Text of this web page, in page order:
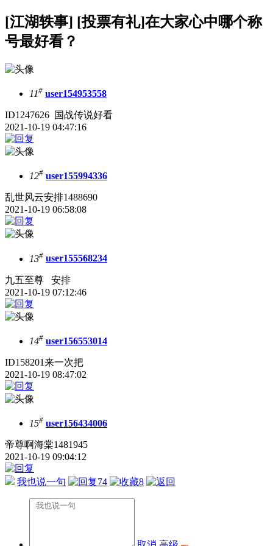
[江湖轶事] [投票有礼]在大家心中哪个称
号最好看？
11# user154953558
ID1247626 国战传说好看
2021-10-19 04:47:16
12# user155994336
乱世风云安排1488690
2021-10-19 06:58:08
13# user155568234
九五至尊 安排
2021-10-19 07:12:46
14# user156553014
ID158201来一次把
2021-10-19 08:47:02
15# user156434006
帝尊啊海棠1481945
2021-10-19 09:04:12
我也说一句 74 8